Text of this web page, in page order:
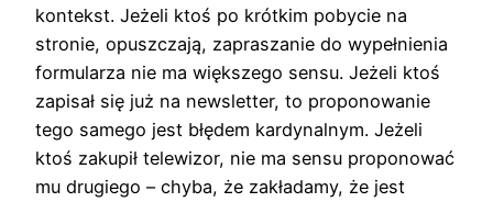
kontekst. Jeżeli ktoś po krótkim pobycie na
stronie, opuszczają, zapraszanie do wypełnienia
formularza nie ma większego sensu. Jeżeli ktoś
zapisał się już na newsletter, to proponowanie
tego samego jest błędem kardynalnym. Jeżeli
ktoś zakupił telewizor, nie ma sensu proponować
mu drugiego – chyba, że zakładamy, że jest